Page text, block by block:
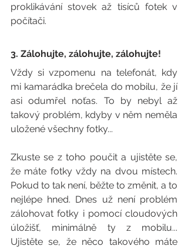
proklikávání stovek až tisíců fotek v
počítači.
3. Zálohujte, zálohujte, zálohujte!
Vždy si vzpomenu na telefonát, kdy
mi kamarádka brečela do mobilu, že jí
asi odumřel noťas. To by nebyl až
takový problém, kdyby v něm neměla
uložené všechny fotky...
Zkuste se z toho poučit a ujistěte se,
že máte fotky vždy na dvou místech.
Pokud to tak není, běžte to změnit, a to
nejlépe hned. Dnes už není problém
zálohovat fotky i pomocí cloudových
úložišť, minimálně ty z mobilu...
Ujistěte se, že něco takového máte